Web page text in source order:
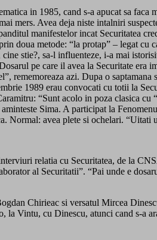
in 1985, cand s-a apucat sa faca
mers. Avea deja niste intalniri
manifestelor incat Securitatea
doua metode: “la protap” – legat
stie?, sa-l influenteze, i-a mai
pe care il avea la Securitate era
azi. Dupa o saptamana
1989 erau convocati cu totii la
“Sunt acolo in poza clasica cu
Sima. A participat la
Normal: avea plete si ochelari. “Uitati
relatia cu Securitatea, de la
al Securitatii”. “Pai unde e
Chirieac si versatul Mircea
Vintu, cu Dinescu, atunci cand s-a